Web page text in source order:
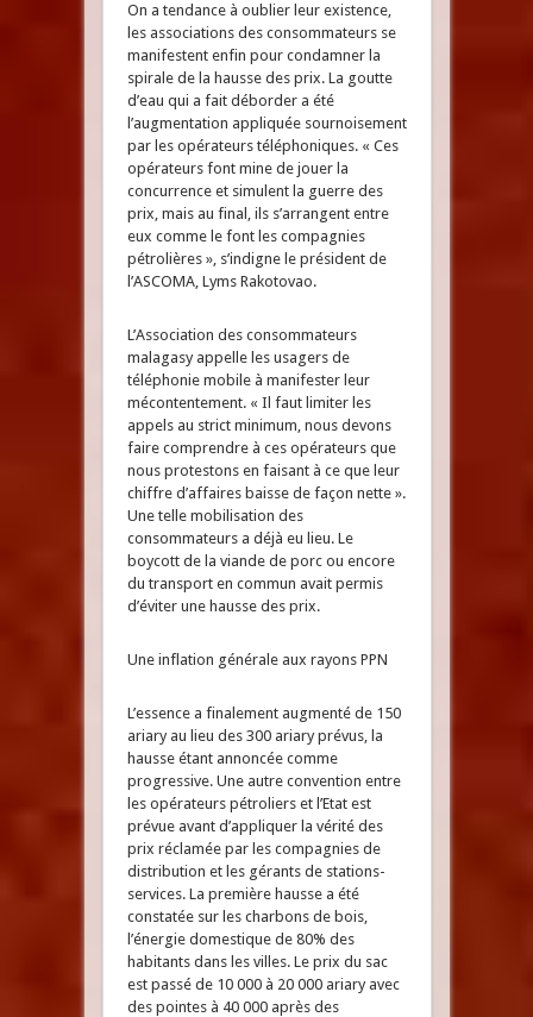
On a tendance à oublier leur existence,
les associations des consommateurs se
manifestent enfin pour condamner la
spirale de la hausse des prix. La goutte
d’eau qui a fait déborder a été
l’augmentation appliquée sournoisement
par les opérateurs téléphoniques. « Ces
opérateurs font mine de jouer la
concurrence et simulent la guerre des
prix, mais au final, ils s’arrangent entre
eux comme le font les compagnies
pétrolières », s’indigne le président de
l’ASCOMA, Lyms Rakotovao.
L’Association des consommateurs
malagasy appelle les usagers de
téléphonie mobile à manifester leur
mécontentement. « Il faut limiter les
appels au strict minimum, nous devons
faire comprendre à ces opérateurs que
nous protestons en faisant à ce que leur
chiffre d’affaires baisse de façon nette ».
Une telle mobilisation des
consommateurs a déjà eu lieu. Le
boycott de la viande de porc ou encore
du transport en commun avait permis
d’éviter une hausse des prix.
Une inflation générale aux rayons PPN
L’essence a finalement augmenté de 150
ariary au lieu des 300 ariary prévus, la
hausse étant annoncée comme
progressive. Une autre convention entre
les opérateurs pétroliers et l’Etat est
prévue avant d’appliquer la vérité des
prix réclamée par les compagnies de
distribution et les gérants de stations-
services. La première hausse a été
constatée sur les charbons de bois,
l’énergie domestique de 80% des
habitants dans les villes. Le prix du sac
est passé de 10 000 à 20 000 ariary avec
des pointes à 40 000 après des